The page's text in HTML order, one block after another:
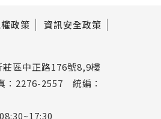
政策
資訊安全政策
莊區中正路176號8,9樓
2276-2557 統編：